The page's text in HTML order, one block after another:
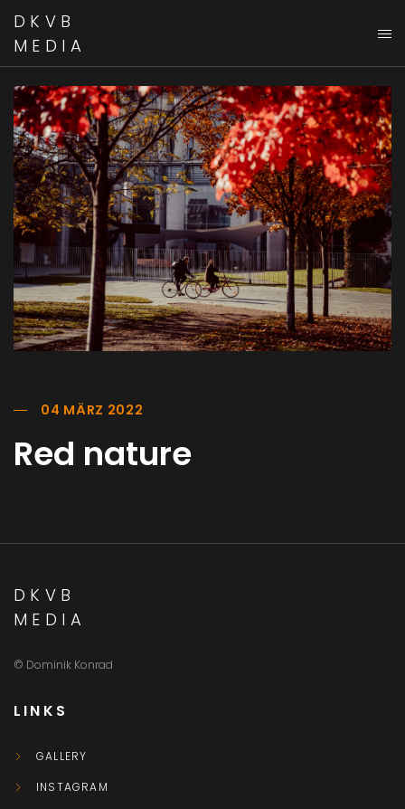
DKVB
MEDIA
04 MÄRZ 2022
Red nature
DKVB
MEDIA
© Dominik Konrad
LINKS
GALLERY
INSTAGRAM